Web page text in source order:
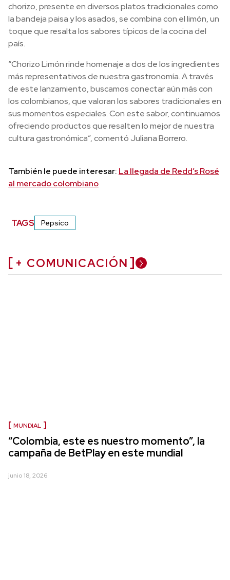
chorizo, presente en diversos platos tradicionales como
la bandeja paisa y los asados, se combina con el limón, un
toque que resalta los sabores típicos de la cocina del
país.
“Chorizo Limón rinde homenaje a dos de los ingredientes
más representativos de nuestra gastronomía. A través
de este lanzamiento, buscamos conectar aún más con
los colombianos, que valoran los sabores tradicionales en
sus momentos especiales. Con este sabor, continuamos
ofreciendo productos que resalten lo mejor de nuestra
cultura gastronómica”, comentó Juliana Borrero.
También le puede interesar: La llegada de Redd’s Rosé
al mercado colombiano
TAGS Pepsico
+ COMUNICACIÓN
MUNDIAL
“Colombia, este es nuestro momento”, la
campaña de BetPlay en este mundial
junio 18, 2026